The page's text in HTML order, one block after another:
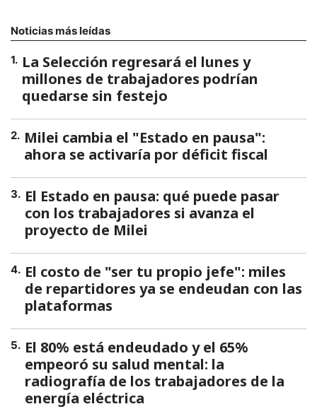
Noticias más leídas
1. La Selección regresará el lunes y
millones de trabajadores podrían
quedarse sin festejo
2. Milei cambia el "Estado en pausa":
ahora se activaría por déficit fiscal
3. El Estado en pausa: qué puede pasar
con los trabajadores si avanza el
proyecto de Milei
4. El costo de "ser tu propio jefe": miles
de repartidores ya se endeudan con las
plataformas
5. El 80% está endeudado y el 65%
empeoró su salud mental: la
radiografía de los trabajadores de la
energía eléctrica